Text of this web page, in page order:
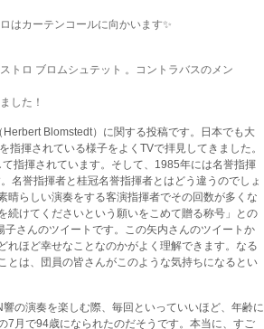
はカーテンコールに向かいます✨
トロ ブロムシュテット 。コントラバスのメン
した！
Blomstedt）に関する投稿です。日本でも大
揮されている様子をよくTVで拝見してきました。
指揮されています。そして、1985年には名誉指揮
名誉指揮者と桂冠名誉指揮者とはどう違うのでしょ
晴らしい演奏をする客演指揮者でその回数が多くな
続けてくださいという願いをこめて贈る称号」との
さんのツイートです。この矢内さんのツイートか
れほど幸せなことなのかがよく理解できます。なる
とは、団員の皆さんがこのような気持ちになるとい
の演奏を楽しむ際、毎回といっていいほど、年齢に
7月で94歳になられたのだそうです。本当に、すご